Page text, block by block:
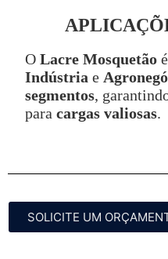
O Lacre Mosquetão
Indústria e
segmentos,
para cargas valiosas.
SOLICITE UM